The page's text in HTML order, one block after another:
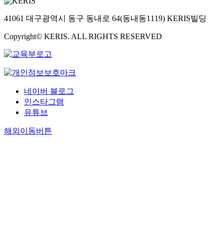
41061 대구광역시 동구 동내로 64(동내동1119) KERIS빌딩
Copyright© KERIS. ALL RIGHTS RESERVED
네이버 블로그
인스타그램
유튜브
해외이동버튼